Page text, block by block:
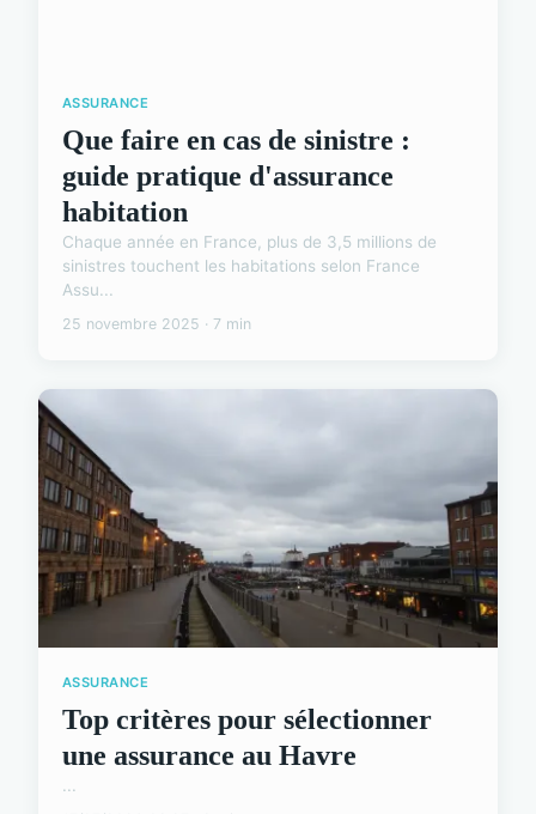
ASSURANCE
Que faire en cas de sinistre :
guide pratique d'assurance
habitation
Chaque année en France, plus de 3,5 millions de
sinistres touchent les habitations selon France
Assu...
25 novembre 2025 · 7 min
ASSURANCE
Top critères pour sélectionner
une assurance au Havre
...